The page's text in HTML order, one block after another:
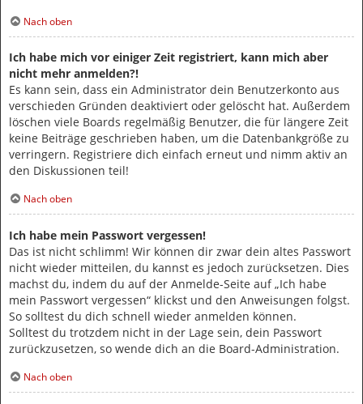
Nach oben
Ich habe mich vor einiger Zeit registriert, kann mich aber
nicht mehr anmelden?!
Es kann sein, dass ein Administrator dein Benutzerkonto aus
verschieden Gründen deaktiviert oder gelöscht hat. Außerdem
löschen viele Boards regelmäßig Benutzer, die für längere Zeit
keine Beiträge geschrieben haben, um die Datenbankgröße zu
verringern. Registriere dich einfach erneut und nimm aktiv an
den Diskussionen teil!
Nach oben
Ich habe mein Passwort vergessen!
Das ist nicht schlimm! Wir können dir zwar dein altes Passwort
nicht wieder mitteilen, du kannst es jedoch zurücksetzen. Dies
machst du, indem du auf der Anmelde-Seite auf „Ich habe
mein Passwort vergessen“ klickst und den Anweisungen folgst.
So solltest du dich schnell wieder anmelden können.
Solltest du trotzdem nicht in der Lage sein, dein Passwort
zurückzusetzen, so wende dich an die Board-Administration.
Nach oben